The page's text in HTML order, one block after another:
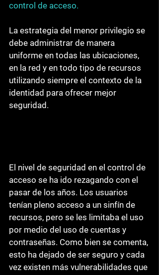
control de acceso.
La estrategia del menor privilegio se
debe administrar de manera
uniforme en todas las ubicaciones,
en la red y en todo tipo de recursos
utilizando siempre el contexto de la
identidad para ofrecer mejor
seguridad.
El nivel de seguridad en el control de
acceso se ha ido rezagando con el
pasar de los años. Los usuarios
tenían pleno acceso a un sinfín de
recursos, pero se les limitaba el uso
por medio del uso de cuentas y
contraseñas. Como bien se comenta,
esto ha dejado de ser seguro y cada
vez existen más vulnerabilidades que